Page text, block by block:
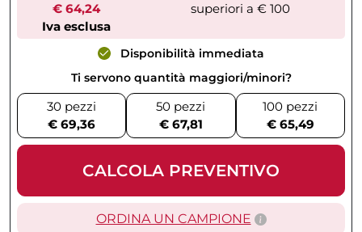
€ 64,24
Iva esclusa
superiori a € 100
Disponibilità immediata
Ti servono quantità maggiori/minori?
30 pezzi
€ 69,36
50 pezzi
€ 67,81
100 pezzi
€ 65,49
CALCOLA PREVENTIVO
ORDINA UN CAMPIONE